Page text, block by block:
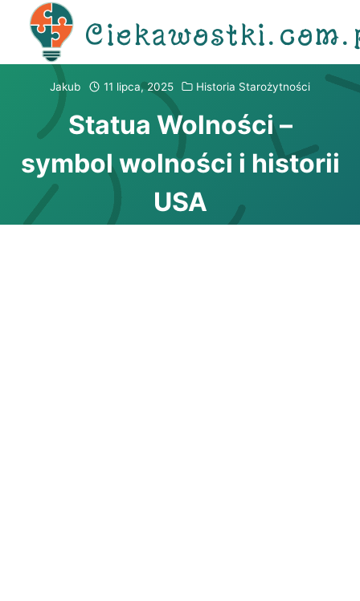
Przejdź
Jakub 11 lipca, 2025 Historia Starożytności
Statua Wolności –
symbol wolności i historii
USA